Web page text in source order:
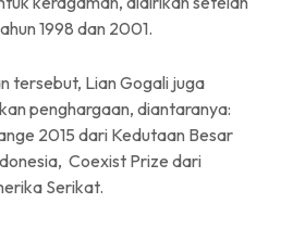
1998 dan 2001.
tersebut, Lian Gogali juga
penghargaan, diantaranya:
2015 dari Kedutaan Besar
Coexist Prize dari
Serikat.